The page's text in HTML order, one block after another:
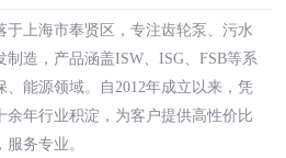
于上海市奉贤区，专注齿轮泵、污水
造，产品涵盖ISW、ISG、FSB等系
能源领域。自2012年成立以来，凭
余年行业积淀，为客户提供高性价比
务专业。